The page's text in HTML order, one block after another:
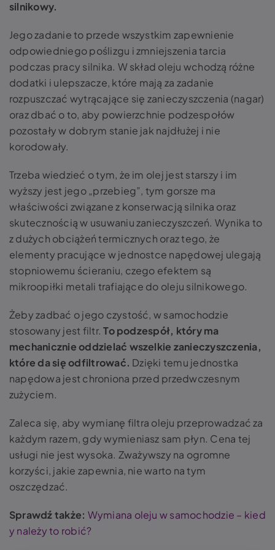
silnikowy.
Jego zadanie to przede wszystkim zapewnienie
odpowiedniego poślizgu i zmniejszenia tarcia
podczas pracy silnika. W skład oleju wchodzą różne
dodatki i ulepszacze, które mają za zadanie
rozpuszczać wytrącające się zanieczyszczenia (nagar)
oraz dbać o to, aby powierzchnie podzespołów
pozostały w dobrym stanie jak najdłużej i nie
korodowały.
Trzeba wiedzieć o tym, że im olej jest starszy i im
wyższy jest jego „przebieg”, tym gorsze ma
właściwości związane z konserwacją silnika oraz
skutecznością w usuwaniu zanieczyszczeń. Wynika to
z dużych obciążeń termicznych oraz tego, że
elementy pracujące w jednostce napędowej ulegają
stopniowemu ścieraniu, czego efektem są
mikroopiłki metali trafiające do oleju silnikowego.
Żeby zadbać o jego czystość, w samochodzie
stosowany jest filtr.To podzespół, który ma
mechanicznie oddzielać wszelkie zanieczyszczenia,
które da się odfiltrować. Dzięki temu jednostka
napędowa jest chroniona przed przedwczesnym
zużyciem.
Zaleca się, aby wymianę filtra oleju przeprowadzać za
każdym razem, gdy wymieniasz sam płyn. Cena tej
usługi nie jest wysoka. Zważywszy na ogromne
korzyści, jakie zapewnia, nie warto na tym
oszczędzać.
Sprawdź także: Wymiana oleju w samochodzie – kied
y należy to robić?